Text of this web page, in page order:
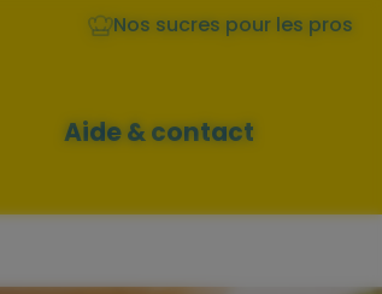
Nos sucres pour les pros
Aide & contact